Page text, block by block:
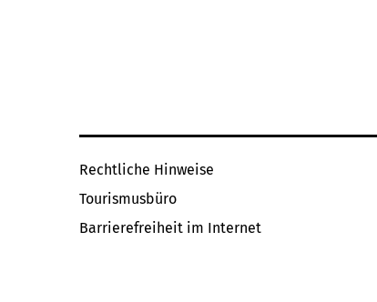
Rechtliche Hinweise
Tourismusbüro
Barrierefreiheit im Internet